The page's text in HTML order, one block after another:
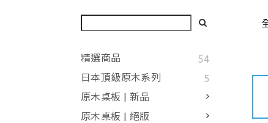
精選商品 54
日本頂級原木系列 5
原木桌板 | 新品
原木桌板 | 絕版